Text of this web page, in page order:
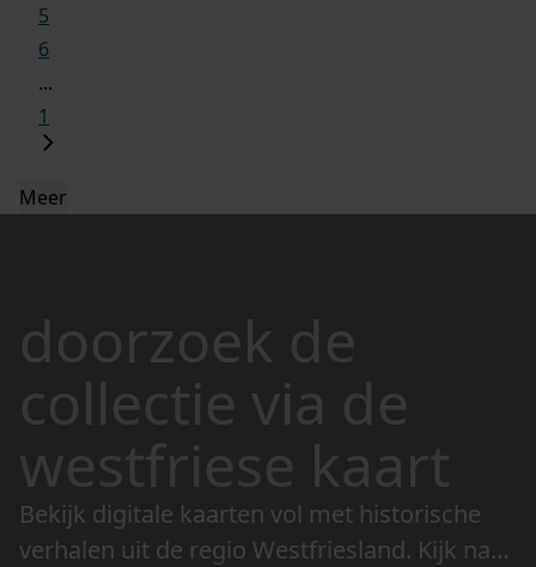
5
6
...
1
Meer
doorzoek de
collectie via de
westfriese kaart
Bekijk digitale kaarten vol met historische
verhalen uit de regio Westfriesland. Kijk naar